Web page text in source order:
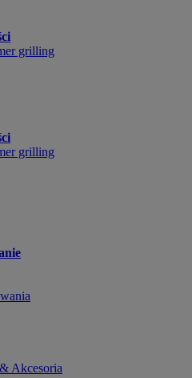
grilling
grilling
Akcesoria